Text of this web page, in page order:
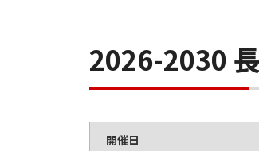
2026-2030
開催日